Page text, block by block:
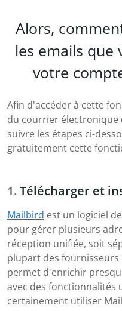
Alors,
les emails que
votre
Afin d'accéder à cette
du courrier électronique
suivre les étapes ci-
gratuitement cette
Télécharger et
Mailbird est un logiciel
pour gérer plusieurs
réception unifiée, soit
plupart des fournisseurs
permet d'enrichir
avec des fonctionnalités
certainement utiliser